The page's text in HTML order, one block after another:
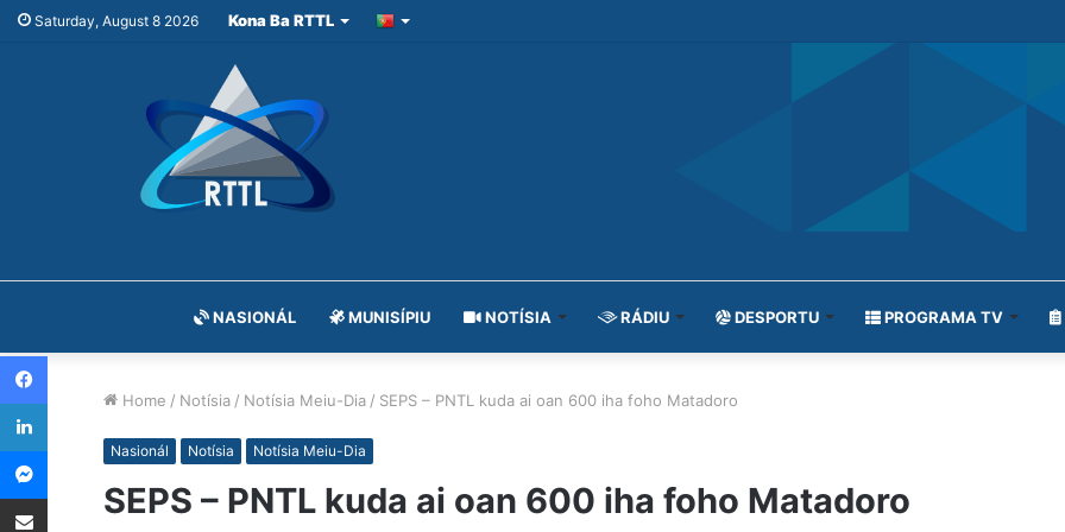
Saturday, August 8 2026 Kona Ba RTTL
NASIONÁL MUNISÍPIU NOTÍSIA RÁDIU DESPORTU PROGRAMA TV
Home / Notísia / Notísia Meiu-Dia / SEPS – PNTL kuda ai oan 600 iha foho Matadoro
Nasionál Notísia Notísia Meiu-Dia
SEPS – PNTL kuda ai oan 600 iha foho Matadoro
Facebook
LinkedIn
Messenger